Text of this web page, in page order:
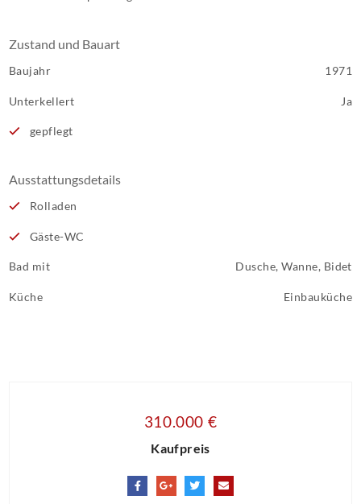
Zustand und Bauart
Baujahr 1971
Unterkellert Ja
gepflegt
Ausstattungsdetails
Rolladen
Gäste-WC
Bad mit Dusche, Wanne, Bidet
Küche Einbauküche
310.000 €
Kaufpreis